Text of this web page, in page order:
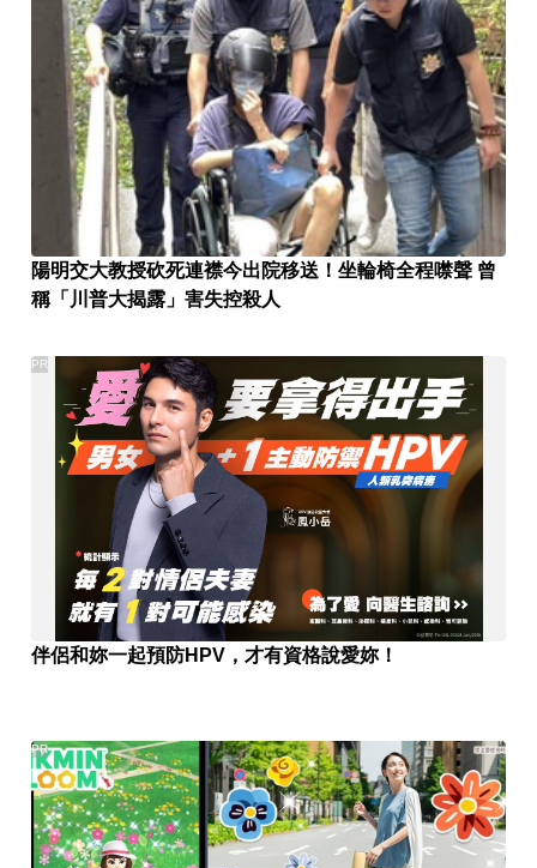
陽明交大教授砍死連襟今出院移送！坐輪椅全程噤聲 曾
稱「川普大揭露」害失控殺人
伴侶和妳一起預防HPV，才有資格說愛妳！
PR
PR